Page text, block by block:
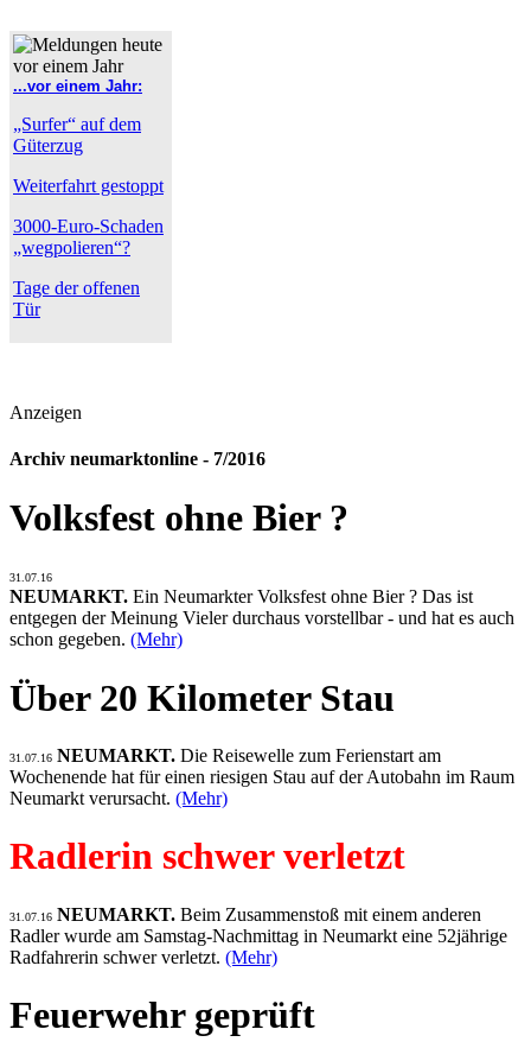
...vor einem Jahr:
„Surfer“ auf dem
Güterzug
Weiterfahrt gestoppt
3000-Euro-Schaden
„wegpolieren“?
Tage der offenen
Tür
Anzeigen
Archiv neumarktonline - 7/2016
Volksfest ohne Bier ?
31.07.16
NEUMARKT. Ein Neumarkter Volksfest ohne Bier ? Das ist
entgegen der Meinung Vieler durchaus vorstellbar - und hat es auch
schon gegeben. (Mehr)
Über 20 Kilometer Stau
31.07.16 NEUMARKT. Die Reisewelle zum Ferienstart am
Wochenende hat für einen riesigen Stau auf der Autobahn im Raum
Neumarkt verursacht. (Mehr)
Radlerin schwer verletzt
31.07.16 NEUMARKT. Beim Zusammenstoß mit einem anderen
Radler wurde am Samstag-Nachmittag in Neumarkt eine 52jährige
Radfahrerin schwer verletzt. (Mehr)
Feuerwehr geprüft